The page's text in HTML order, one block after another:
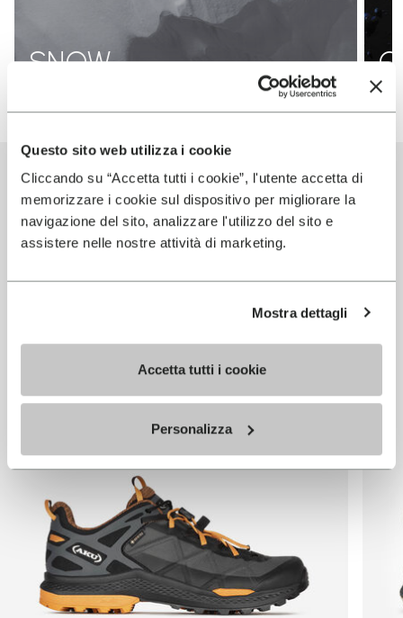
Questo sito web utilizza i cookie
Cliccando su “Accetta tutti i cookie”, l'utente accetta di
memorizzare i cookie sul dispositivo per migliorare la
navigazione del sito, analizzare l'utilizzo del sito e
assistere nelle nostre attività di marketing.
Mostra dettagli
Accetta tutti i cookie
Personalizza
SNOW
PRODUITS
UTILISANT CETTE
TECHNOLOGIE